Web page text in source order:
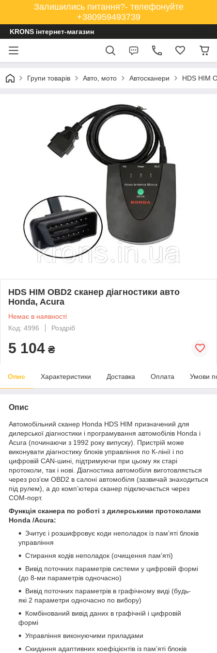
Залишились питання?- телефонуйте
+380959493739
KRONS інтернет-магазин
Групи товарів Авто, мото Автосканери HDS HIM
HDS HIM OBD2 сканер діагностики авто
Honda, Acura
Немає в наявності
Код: 4996
Роздріб
5 104 ₴
Опис Характеристики Доставка Оплата Умови
Опис
Автомобільний сканер Honda HDS HIM призначений для
дилерської діагностики і програмування автомобілів Honda і
Acura (починаючи з 1992 року випуску). Пристрій може
виконувати діагностику блоків управління по К-лінії і по
цифровій CAN-шині, підтримуючи при цьому як старі
протоколи, так і нові. Діагностика автомобіля виготовляється
через роз’єм OBD2 в салоні автомобіля (зазвичай знаходиться
під рулем), а до комп’ютера сканер підключається через
СОМ-порт.
Функція сканера по роботі з дилерськими протоколами
Honda /Acura:
Зчитує і розшифровує коди неполадок із пам’яті блоків
управління
Стирання кодів неполадок (очищення пам’яті)
Вивід поточних параметрів системи у цифровій формі
(до 8-ми параметрів одночасно)
Вивід поточних параметрів в графічному виді (будь-
які 2 параметри одночасно по вибору)
Комбінований вивід даних в графічній і цифровій
формі
Управління виконуючими приладами
Скидання адаптивних коефіцієнтів із пам’яті блоків